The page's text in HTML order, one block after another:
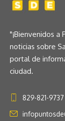
"¡Bienvenidos a
noticias sobre
portal de
ciudad.
829-821-9737